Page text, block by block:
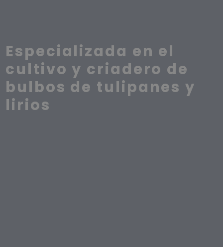
Especializada en el
cultivo y criadero de
bulbos de tulipanes y
lirios